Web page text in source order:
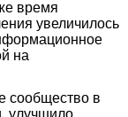
время
увеличилось
на
сообщество в
улучшило